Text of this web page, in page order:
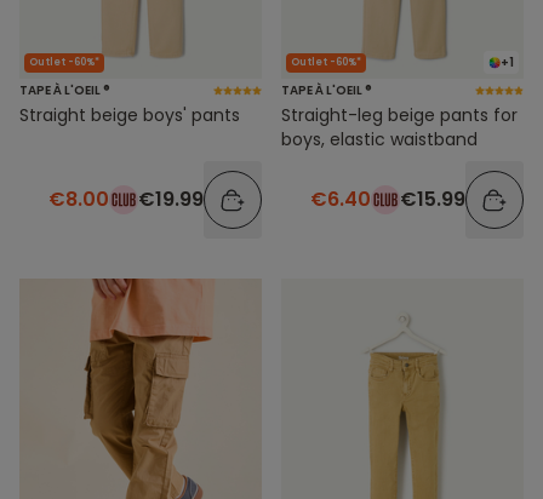
Outlet -60%*
TAPE À L'OEIL ®
Straight beige boys' pants
€8.00 €19.99
+1
Outlet -60%*
TAPE À L'OEIL ®
Straight-leg beige pants for
boys, elastic waistband
€6.40 €15.99